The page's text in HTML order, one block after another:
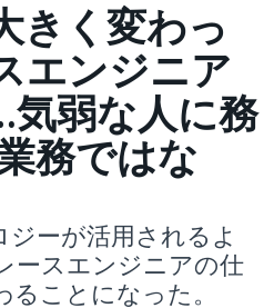
きく変わっ
エンジニア
弱な人に務
務ではな
ジーが活用されるよ
ースエンジニアの仕
ことになった。